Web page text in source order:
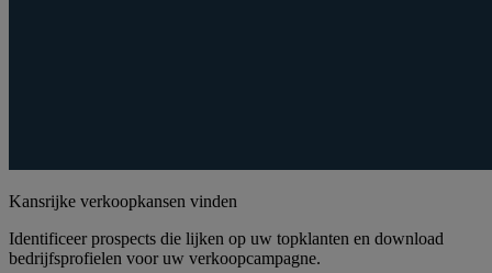
Kansrijke verkoopkansen vinden
Identificeer prospects die lijken op uw topklanten en download
bedrijfsprofielen voor uw verkoopcampagne.